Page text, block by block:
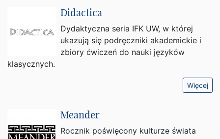
Didactica
Dydaktyczna seria IFK UW, w której
ukazują się podręczniki akademickie i
zbiory ćwiczeń do nauki języków
klasycznych.
Więcej
Meander
Rocznik poświęcony kulturze świata